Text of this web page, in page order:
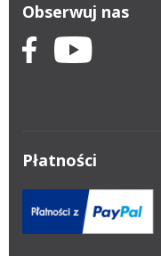
Obserwuj nas
Płatności